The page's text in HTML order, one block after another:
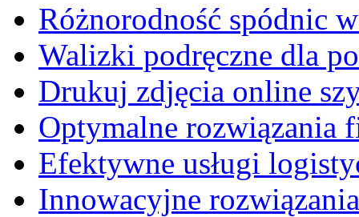
Różnorodność spódnic
Walizki podręczne dla
Drukuj zdjęcia online
Optymalne rozwiązania
Efektywne usługi
Innowacyjne